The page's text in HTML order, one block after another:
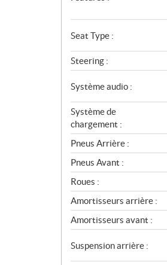
Seat Type :
Steering :
Système audio :
Système de
chargement :
Pneus Arrière :
Pneus Avant :
Roues :
Amortisseurs arrière :
Amortisseurs avant :
Suspension arrière :